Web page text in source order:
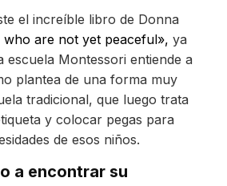
el increíble libro de Donna
who are not yet peaceful», ya
escuela Montessori entiende a
plantea de una forma muy
tradicional, que luego trata
y colocar pegas para
de esos niños.
a encontrar su